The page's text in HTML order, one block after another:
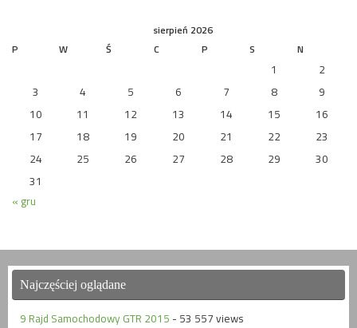
sierpień 2026
P
W Ś C P S N
1
2
3
4 5 6 7 8
9
10
11 12 13 14 15
16
17
18 19 20 21 22
23
24
25 26 27 28 29
30
31
« gru
Najczęściej oglądane
9 Rajd Samochodowy GTR 2015 - 53 557 views